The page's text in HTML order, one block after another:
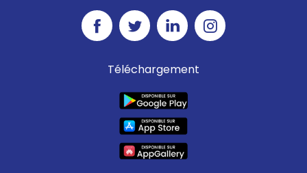
Téléchargement